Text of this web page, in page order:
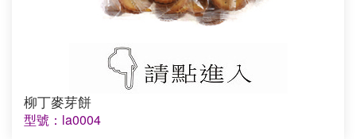
柳丁麥芽餅
型號：la0004